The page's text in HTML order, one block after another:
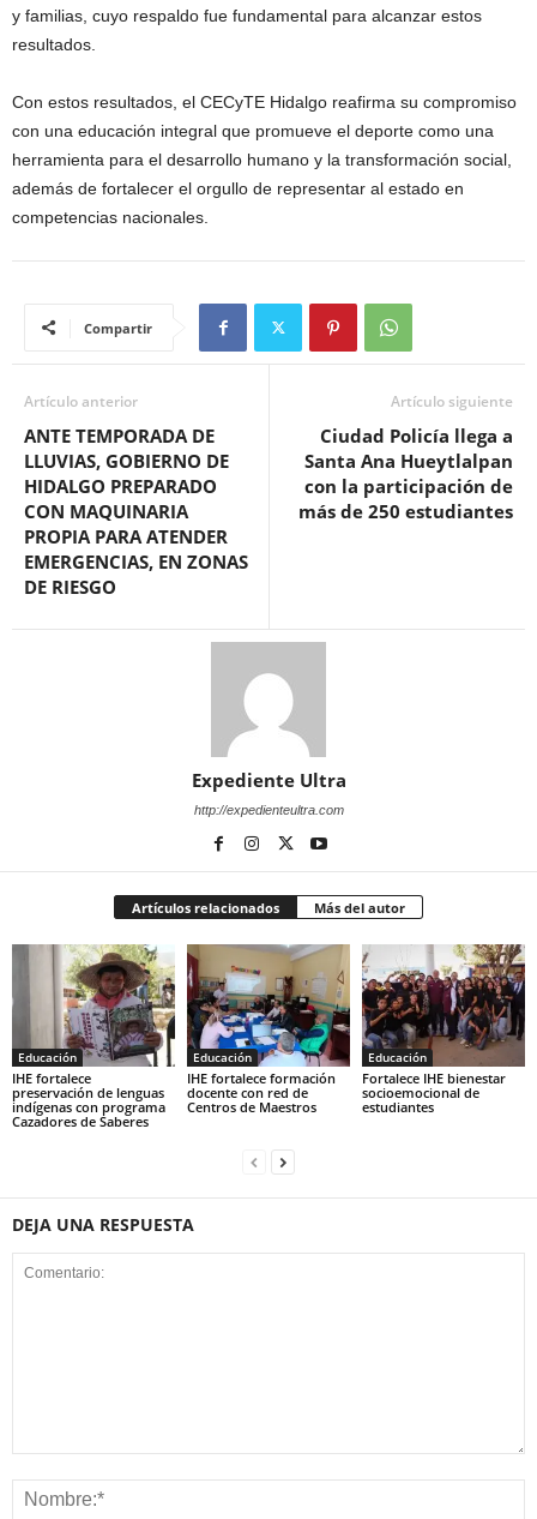
y familias, cuyo respaldo fue fundamental para alcanzar estos
resultados.
Con estos resultados, el CECyTE Hidalgo reafirma su compromiso
con una educación integral que promueve el deporte como una
herramienta para el desarrollo humano y la transformación social,
además de fortalecer el orgullo de representar al estado en
competencias nacionales.
Compartir
Artículo anterior
ANTE TEMPORADA DE
LLUVIAS, GOBIERNO DE
HIDALGO PREPARADO
CON MAQUINARIA
PROPIA PARA ATENDER
EMERGENCIAS, EN ZONAS
DE RIESGO
Artículo siguiente
Ciudad Policía llega a
Santa Ana Hueytlalpan
con la participación de
más de 250 estudiantes
Expediente Ultra
http://expedienteultra.com
Artículos relacionados Más del autor
Educación
IHE fortalece
preservación de lenguas
indígenas con programa
Cazadores de Saberes
Educación
IHE fortalece formación
docente con red de
Centros de Maestros
Educación
Fortalece IHE bienestar
socioemocional de
estudiantes
DEJA UNA RESPUESTA